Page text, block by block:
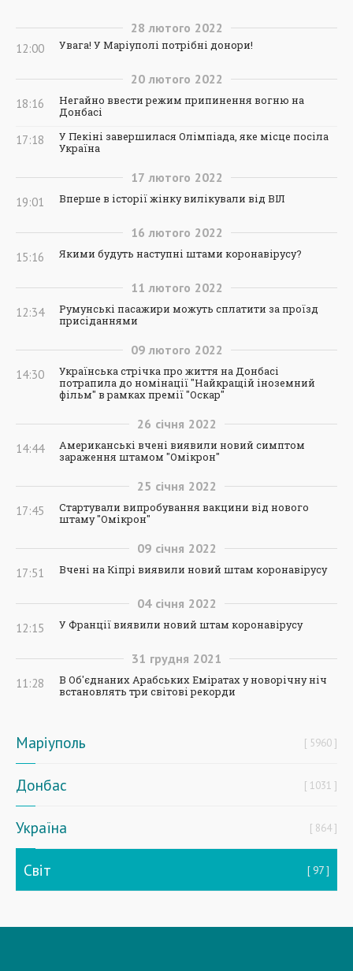
28 лютого 2022
12:00 Увага! У Маріуполі потрібні донори!
20 лютого 2022
18:16
Негайно ввести режим припинення вогню на
Донбасі
17:18
У Пекіні завершилася Олімпіада, яке місце посіла
Україна
17 лютого 2022
19:01 Вперше в історії жінку вилікували від ВІЛ
16 лютого 2022
15:16 Якими будуть наступні штами коронавірусу?
11 лютого 2022
12:34
Румунські пасажири можуть сплатити за проїзд
присіданнями
09 лютого 2022
14:30
Українська стрічка про життя на Донбасі
потрапила до номінації "Найкращій іноземний
фільм" в рамках премії "Оскар"
26 січня 2022
14:44
Американські вчені виявили новий симптом
зараження штамом "Омікрон"
25 січня 2022
17:45
Стартували випробування вакцини від нового
штаму "Омікрон"
09 січня 2022
17:51 Вчені на Кіпрі виявили новий штам коронавірусу
04 січня 2022
12:15 У Франції виявили новий штам коронавірусу
31 грудня 2021
11:28
В Об'єднаних Арабських Еміратах у новорічну ніч
встановлять три світові рекорди
Маріуполь 5960
Донбас 1031
Україна 864
Світ 97